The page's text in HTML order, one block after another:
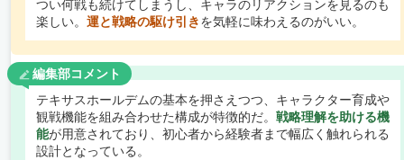
つい何戦も続けてしまうし、キャラのリアクションを見るのも
楽しい。 運と戦略の駆け引きを気軽に味わえるのがいい。
編集部コメント
テキサスホールデムの基本を押さえつつ、キャラクター育成や
観戦機能を組み合わせた構成が特徴的だ。 戦略理解を助ける機
能が用意されており、初心者から経験者まで幅広く触れられる
設計となっている。